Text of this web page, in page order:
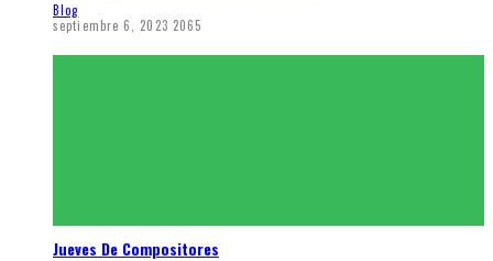
Blog
septiembre 6, 2023 2065
Jueves De Compositores